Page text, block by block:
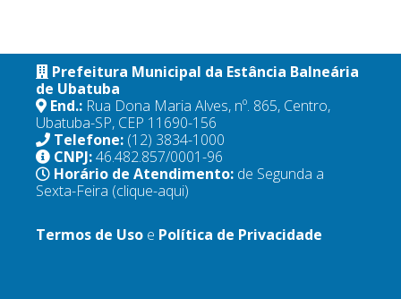
Prefeitura Municipal da Estância Balneária
de Ubatuba
End.: Rua Dona Maria Alves, nº. 865, Centro,
Ubatuba-SP, CEP 11690-156
Telefone: (12) 3834-1000
CNPJ:46.482.857/0001-96
Horário de Atendimento: de Segunda a
Sexta-Feira (clique-aqui)
Termos de Uso e Política de Privacidade